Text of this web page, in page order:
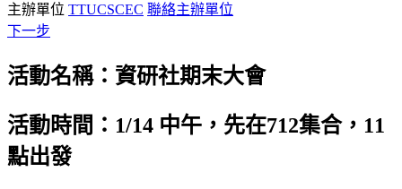
主辦單位 TTUCSCEC 聯絡主辦單位
下一步
活動名稱： 資研社期末大會
活動時間：1/14 中午， 先在712集合，11
點出發